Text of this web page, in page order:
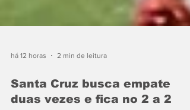
Santa Cruz busca empate